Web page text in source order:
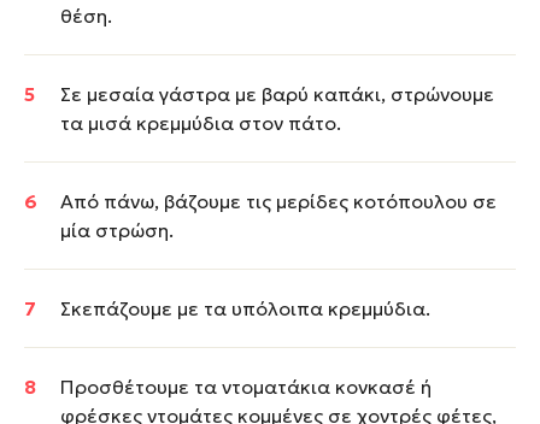
θέση.
Σε μεσαία γάστρα με βαρύ καπάκι, στρώνουμε
τα μισά κρεμμύδια στον πάτο.
Από πάνω, βάζουμε τις μερίδες κοτόπουλου σε
μία στρώση.
Σκεπάζουμε με τα υπόλοιπα κρεμμύδια.
Προσθέτουμε τα ντοματάκια κονκασέ ή
φρέσκες ντομάτες κομμένες σε χοντρές φέτες,